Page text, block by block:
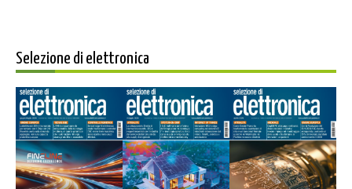
Selezione di elettronica